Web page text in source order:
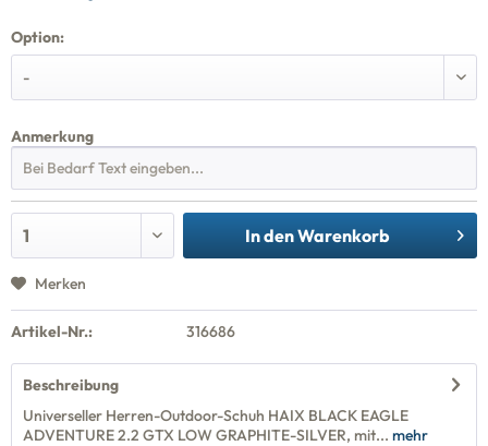
Option:
Anmerkung
In denWarenkorb
Merken
Artikel-Nr.: 316686
Beschreibung
Universeller Herren-Outdoor-Schuh HAIX BLACK EAGLE
ADVENTURE 2.2 GTX LOW GRAPHITE-SILVER, mit... mehr